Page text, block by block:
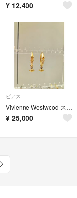
¥ 12,400
ピアス
Vivienne Westwood スネーク オーブ ピアス ゴールド
¥ 25,000